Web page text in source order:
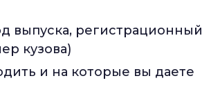
выпуска, регистрационный
кузова)
и на которые вы даете